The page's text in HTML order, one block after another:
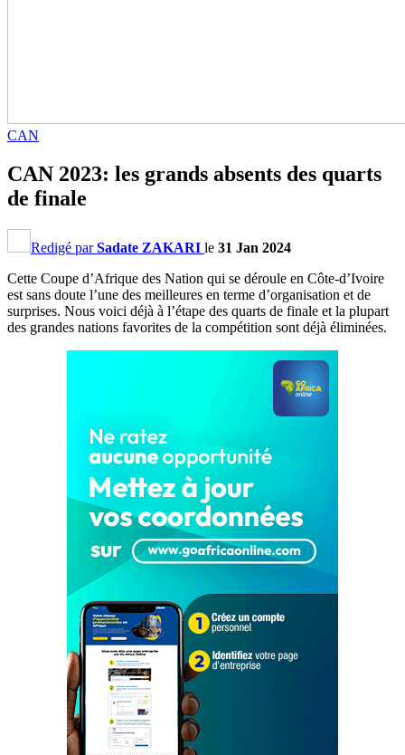
CAN
CAN 2023: les grands absents des quarts
de finale
Redigé parSadate ZAKARI le 31 Jan 2024
Cette Coupe d’Afrique des Nation qui se déroule en Côte-d’Ivoire
est sans doute l’une des meilleures en terme d’organisation et de
surprises. Nous voici déjà à l’étape des quarts de finale et la plupart
des grandes nations favorites de la compétition sont déjà éliminées.